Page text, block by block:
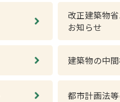
改正建築物
お知らせ
建築物の中
都市計画法